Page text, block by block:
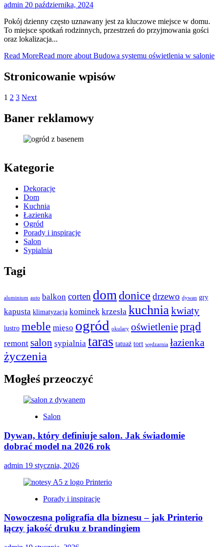
admin 20 października, 2024
Pokój dzienny często uznawany jest za kluczowe miejsce w domu.
To miejsce spotkań rodzinnych, przestrzeń do przyjmowania gości
oraz lokalizacja...
Read MoreRead more about Budowa systemu oświetlenia w salonie
Stronicowanie wpisów
1 2 3 Next
Baner reklamowy
Kategorie
Dekoracje
Dom
Kuchnia
Łazienka
Ogród
Porady i inspiracje
Salon
Sypialnia
Tagi
aluminium auto balkon corten dom donice drzewo dywan gry
kapusta klimatyzacja kominek krzesła kuchnia kwiaty
lustro meble mięso ogród okulary oświetlenieprąd
remont salon sypialnia taras tatuaż tort wędzarnia łazienka
życzenia
Mogłeś przeoczyć
Salon
Dywan, który definiuje salon. Jak świadomie
dobrać model na 2026 rok
admin 19 stycznia, 2026
Porady i inspiracje
Nowoczesna poligrafia dla biznesu – jak Printerio
łączy jakość druku z brandingiem